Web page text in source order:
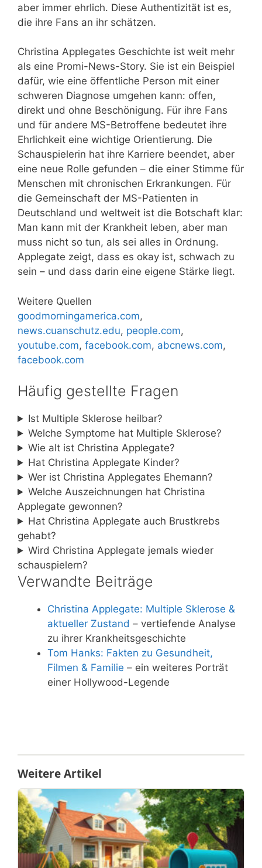
aber immer ehrlich. Diese Authentizität ist es,
die ihre Fans an ihr schätzen.
Christina Applegates Geschichte ist weit mehr
als eine Promi-News-Story. Sie ist ein Beispiel
dafür, wie eine öffentliche Person mit einer
schweren Diagnose umgehen kann: offen,
direkt und ohne Beschönigung. Für ihre Fans
und für andere MS-Betroffene bedeutet ihre
Ehrlichkeit eine wichtige Orientierung. Die
Schauspielerin hat ihre Karriere beendet, aber
eine neue Rolle gefunden – die einer Stimme für
Menschen mit chronischen Erkrankungen. Für
die Gemeinschaft der MS-Patienten in
Deutschland und weltweit ist die Botschaft klar:
Man kann mit der Krankheit leben, aber man
muss nicht so tun, als sei alles in Ordnung.
Applegate zeigt, dass es okay ist, schwach zu
sein – und dass darin eine eigene Stärke liegt.
Weitere Quellen
goodmorningamerica.com,
news.cuanschutz.edu, people.com,
youtube.com, facebook.com, abcnews.com,
facebook.com
Häufig gestellte Fragen
Ist Multiple Sklerose heilbar?
Welche Symptome hat Multiple Sklerose?
Wie alt ist Christina Applegate?
Hat Christina Applegate Kinder?
Wer ist Christina Applegates Ehemann?
Welche Auszeichnungen hat Christina
Applegate gewonnen?
Hat Christina Applegate auch Brustkrebs
gehabt?
Wird Christina Applegate jemals wieder
schauspielern?
Verwandte Beiträge
Christina Applegate: Multiple Sklerose &
aktueller Zustand – vertiefende Analyse
zu ihrer Krankheitsgeschichte
Tom Hanks: Fakten zu Gesundheit,
Filmen & Familie – ein weiteres Porträt
einer Hollywood-Legende
Weitere Artikel